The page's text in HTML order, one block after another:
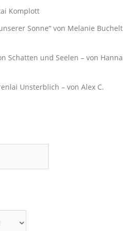
Komplott
Sonne“ von Melanie Buchelt
Schatten und Seelen – von Hanna
Unsterblich – von Alex C.